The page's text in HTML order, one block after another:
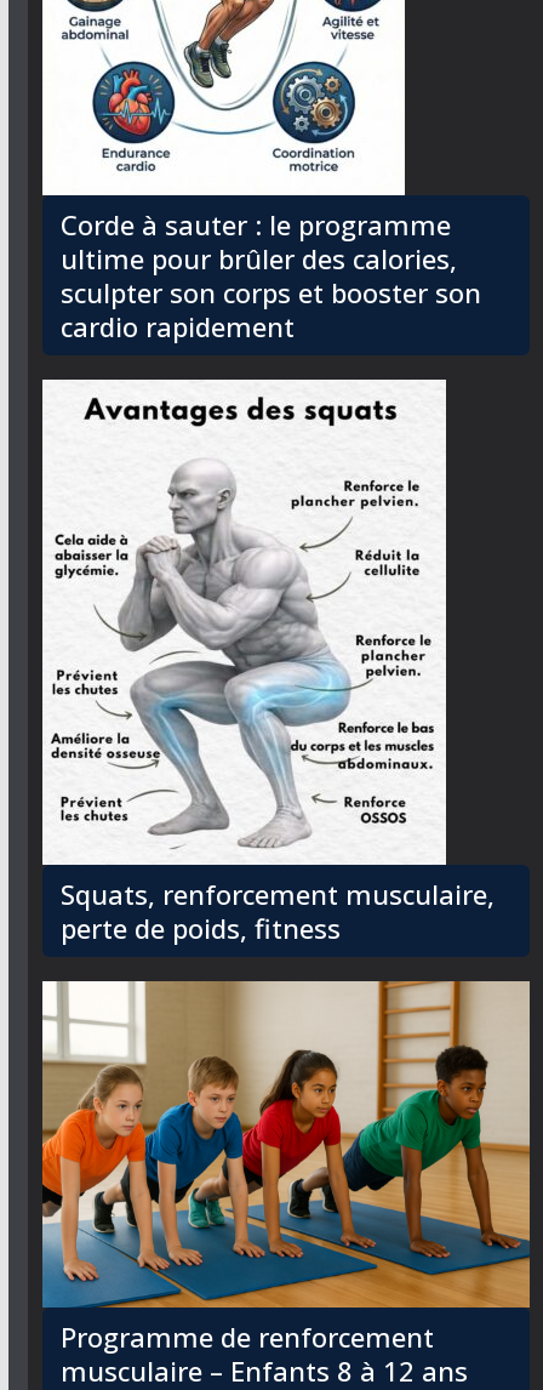
Corde à sauter : le programme
ultime pour brûler des calories,
sculpter son corps et booster son
cardio rapidement
Squats, renforcement musculaire,
perte de poids, fitness
Programme de renforcement
musculaire – Enfants 8 à 12 ans